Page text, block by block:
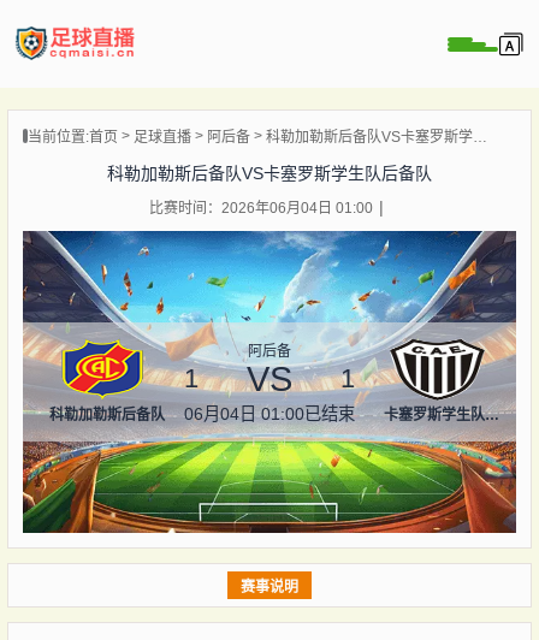
播
闻
当前位置:首页 足球直播 阿后备 科勒加勒斯后备队VS卡塞罗斯学生队后备队
科勒加勒斯后备队VS卡塞罗斯学生队后备队
比赛时间：2026年06月04日 01:00
科勒加勒斯后备队
阿后备
1 VS 1
06月04日 01:00已结束 卡塞罗斯学生队后备队
赛事说明